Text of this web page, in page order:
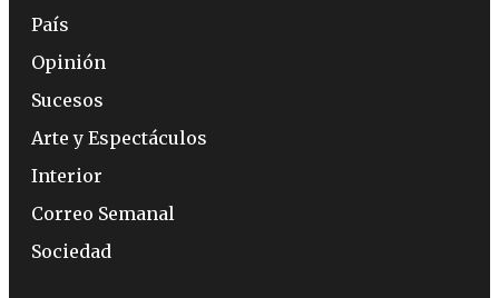
País
Opinión
Sucesos
Arte y Espectáculos
Interior
Correo Semanal
Sociedad